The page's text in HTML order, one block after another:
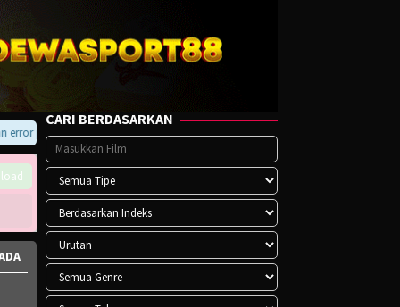
player atau saat download, hubungi kami di Telegram.
CARI BERDASARKAN